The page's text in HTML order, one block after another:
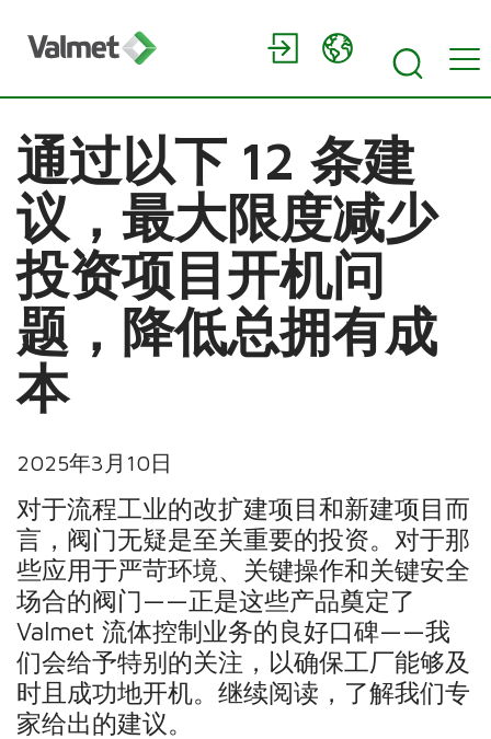
通过以下 12 条建
议，最大限度减少
投资项目开机问
题，降低总拥有成
本
2025年3月10日
对于流程工业的改扩建项目和新建项目而
言，阀门无疑是至关重要的投资。对于那
些应用于严苛环境、关键操作和关键安全
场合的阀门——正是这些产品奠定了
Valmet 流体控制业务的良好口碑——我
们会给予特别的关注，以确保工厂能够及
时且成功地开机。继续阅读，了解我们专
家给出的建议。